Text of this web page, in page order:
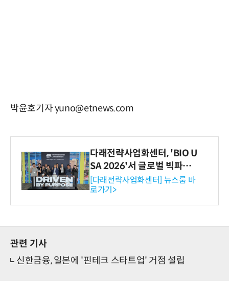
박윤호기자 yuno@etnews.com
다래전략사업화센터, 'BIO U
SA 2026'서 글로벌 빅파마
와의 비즈니스 미팅 지원…K
-바이오 해외 진출 교두보 확
보
[다래전략사업화센터] 뉴스룸 바
로가기>
관련 기사
신한금융, 일본에 '핀테크 스타트업' 거점 설립